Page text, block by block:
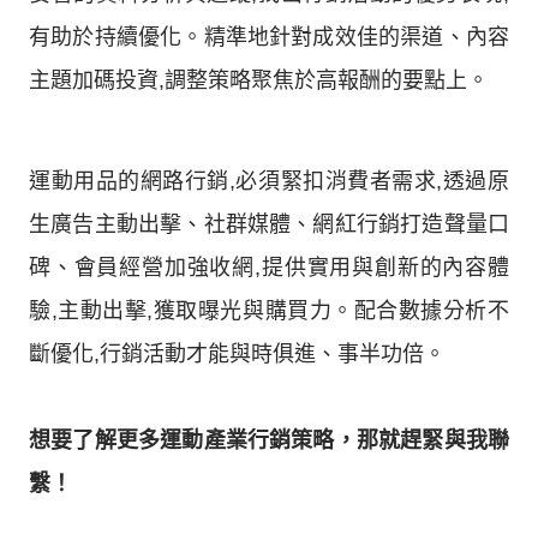
有助於持續優化。精準地針對成效佳的渠道、內容
主題加碼投資,調整策略聚焦於高報酬的要點上。
運動用品的網路行銷,必須緊扣消費者需求,透過原
生廣告主動出擊、社群媒體、網紅行銷打造聲量口
碑、會員經營加強收網,提供實用與創新的內容體
驗,主動出擊,獲取曝光與購買力。配合數據分析不
斷優化,行銷活動才能與時俱進、事半功倍。
想要了解更多運動產業行銷策略，那就趕緊與我聯
繫！